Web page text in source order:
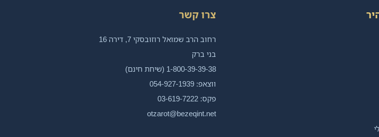
צרו קשר
רחוב הרב שמואל רוזובסקי 7, דירה 16
בני ברק
1-800-39-39-38 (שיחת חינם)
ווצאפ: 054-927-1939
פקס: 03-619-7222
otzarot@bezeqint.net